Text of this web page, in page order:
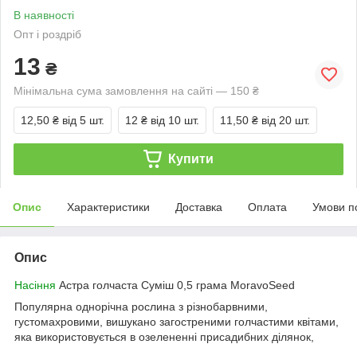
В наявності
Опт і роздріб
13 ₴
Мінімальна сума замовлення на сайті — 150 ₴
12,50 ₴ від 5 шт. 12 ₴ від 10 шт. 11,50 ₴ від 20 шт.
Купити
Опис Характеристики Доставка Оплата Умови
Опис
Насіння Астра голчаста Суміш 0,5 грама MoravoSeed
Популярна однорічна рослина з різнобарвними,
густомахровими, вишукано загостреними голчастими квітами,
яка використовується в озелененні присадибних ділянок,